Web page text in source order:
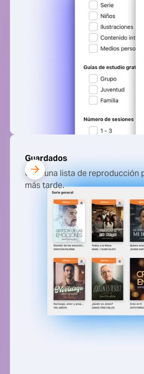
Guardados
Crea una lista de reproducción
más tarde.